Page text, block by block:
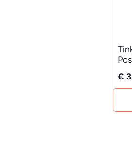
€